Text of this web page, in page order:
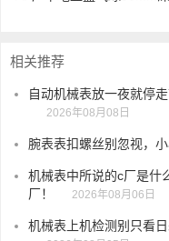
相关推荐
自动机械表放一夜就停
2026年08月08日
腕表表扣螺丝别忽视，
机械表中所说的c厂是什
厂！
2026年08月06日
机械表上机检测别只看